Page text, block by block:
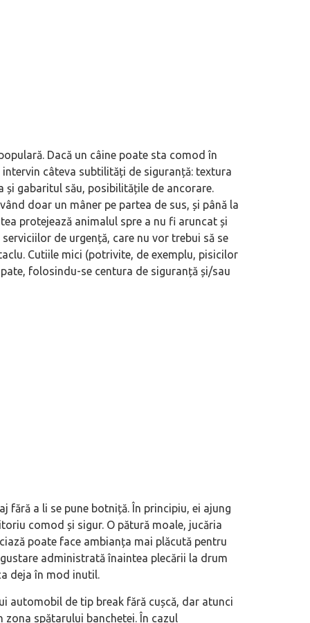
Dacă un câine poate sta comod în
câteva subtilități de siguranță: textura
gabaritul său, posibilitățile de ancorare.
doar un mâner pe partea de sus, și până la
protejează animalul spre a nu fi aruncat și
de urgență, care nu vor trebui să se
Cutiile mici (potrivite, de exemplu, pisicilor
folosindu-se centura de siguranță și/sau
a li se pune botniță. În principiu, ei ajung
comod și sigur. O pătură moale, jucăria
poate face ambianța mai plăcută pentru
administrată înaintea plecării la drum
deja în mod inutil.
automobil de tip break fără cușcă, dar atunci
zona spătarului banchetei. În cazul